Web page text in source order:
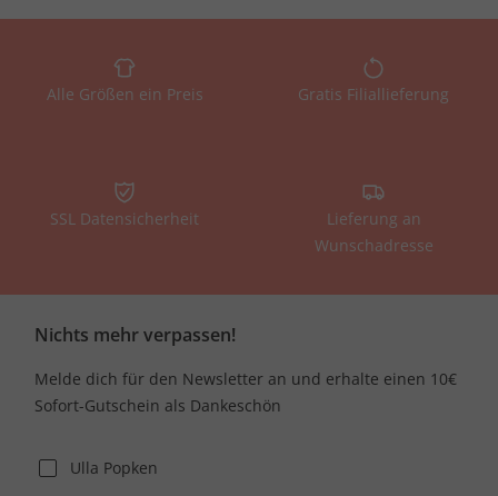
Alle Größen ein Preis Gratis Filiallieferung
SSL Datensicherheit
Lieferung an
Wunschadresse
Nichts mehr verpassen!
Melde dich für den Newsletter an und erhalte einen 10€
Sofort-Gutschein als Dankeschön
Ulla Popken